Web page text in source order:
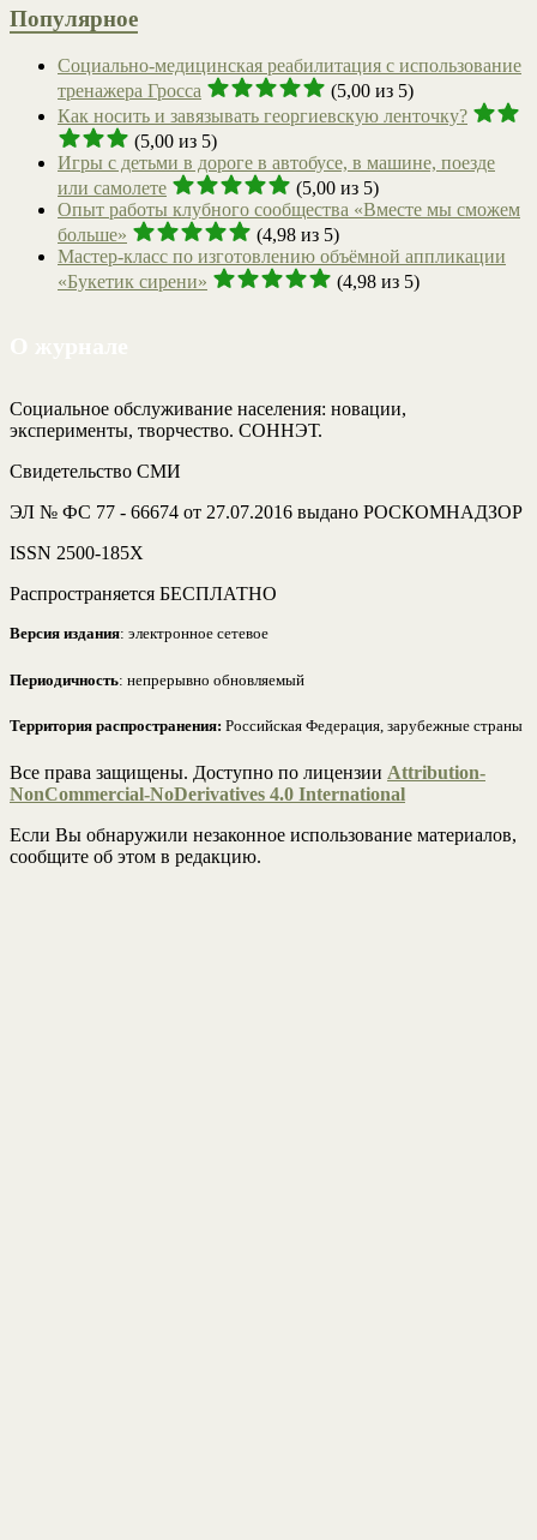
Популярное
Социально-медицинская реабилитация с использование
тренажера Гросса
(5,00 из 5)
Как носить и завязывать георгиевскую ленточку?
(5,00 из 5)
Игры с детьми в дороге в автобусе, в машине, поезде
или самолете
(5,00 из 5)
Опыт работы клубного сообщества «Вместе мы сможем
больше»
(4,98 из 5)
Мастер-класс по изготовлению объёмной аппликации
«Букетик сирени»
(4,98 из 5)
Социальное обслуживание населения: новации,
эксперименты, творчество. СОННЭТ.
Свидетельство СМИ
ЭЛ № ФС 77 - 66674 от 27.07.2016 выдано РОСКОМНАДЗОР
ISSN 2500-185Х
Распространяется БЕСПЛАТНО
Версия издания: электронное сетевое
Периодичность: непрерывно обновляемый
Территория распространения: Российская Федерация, зарубежные страны
Все права защищены. Доступно по лицензии Attribution-
NonCommercial-NoDerivatives 4.0 International
Если Вы обнаружили незаконное использование материалов,
сообщите об этом в редакцию.